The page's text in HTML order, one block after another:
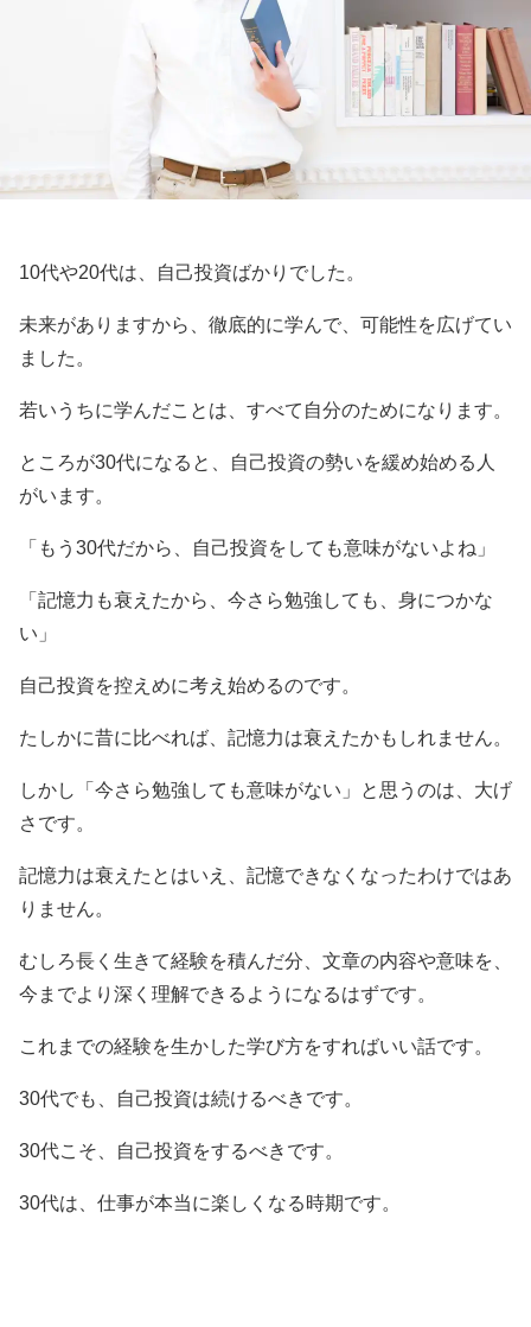
10代や20代は、自己投資ばかりでした。
未来がありますから、徹底的に学んで、可能性を広げてい
ました。
若いうちに学んだことは、すべて自分のためになります。
ところが30代になると、自己投資の勢いを緩め始める人
がいます。
「もう30代だから、自己投資をしても意味がないよね」
「記憶力も衰えたから、今さら勉強しても、身につかな
い」
自己投資を控えめに考え始めるのです。
たしかに昔に比べれば、記憶力は衰えたかもしれません。
しかし「今さら勉強しても意味がない」と思うのは、大げ
さです。
記憶力は衰えたとはいえ、記憶できなくなったわけではあ
りません。
むしろ長く生きて経験を積んだ分、文章の内容や意味を、
今までより深く理解できるようになるはずです。
これまでの経験を生かした学び方をすればいい話です。
30代でも、自己投資は続けるべきです。
30代こそ、自己投資をするべきです。
30代は、仕事が本当に楽しくなる時期です。